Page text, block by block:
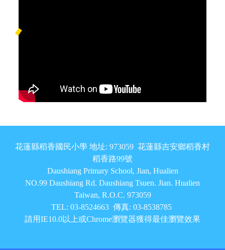
頁尾區域內容
花蓮縣稻香國民小學 地址: 973059 花蓮縣吉安鄉稻香村
稻香路99號
Daushiang Primary School, Jian, Hualien
NO.99 Daushiang Rd. Daushiang Tsuen. Jian. Hualien
Taiwan, R.O.C. 973059
TEL: 03-8524663 傳真: 03-8538785
請用IE10.0以上或Chrome瀏覽器獲得最佳瀏覽效果